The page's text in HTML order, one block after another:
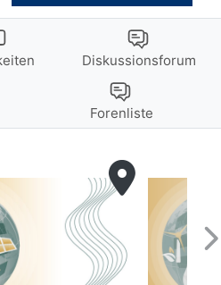
Diskussionsforum
Forenliste